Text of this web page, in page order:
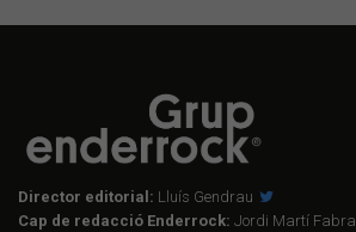
Director editorial: Lluís Gendrau
Cap de redacció Enderrock: Jordi Martí Fabra